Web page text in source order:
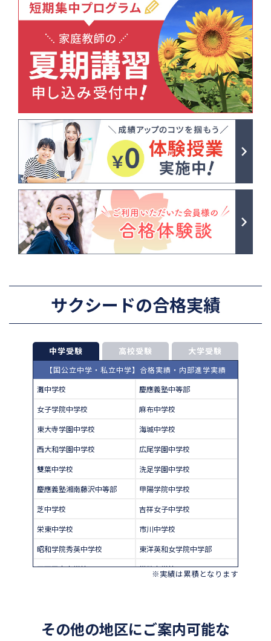
サクシードの合格実績
中学受験 高校受験 大学受験
【国公立中学・私立中学】合格実績・内部進学実績
灘中学校
慶應義塾中等部
女子学院中学校
麻布中学校
東大寺学園中学校
海城中学校
西大和学園中学校
広尾学園中学校
雙葉中学校
洗足学園中学校
慶應義塾湘南藤沢中等部
甲陽学院中学校
芝中学校
吉祥女子中学校
栄東中学校
市川中学校
昭和学院秀英中学校
東洋英和女学院中学部
四天王寺中学校
巣鴨中学校
東邦大学付属東邦中学校
須磨学園中学校
※実績は累積となります
その他の地区にご案内可能な